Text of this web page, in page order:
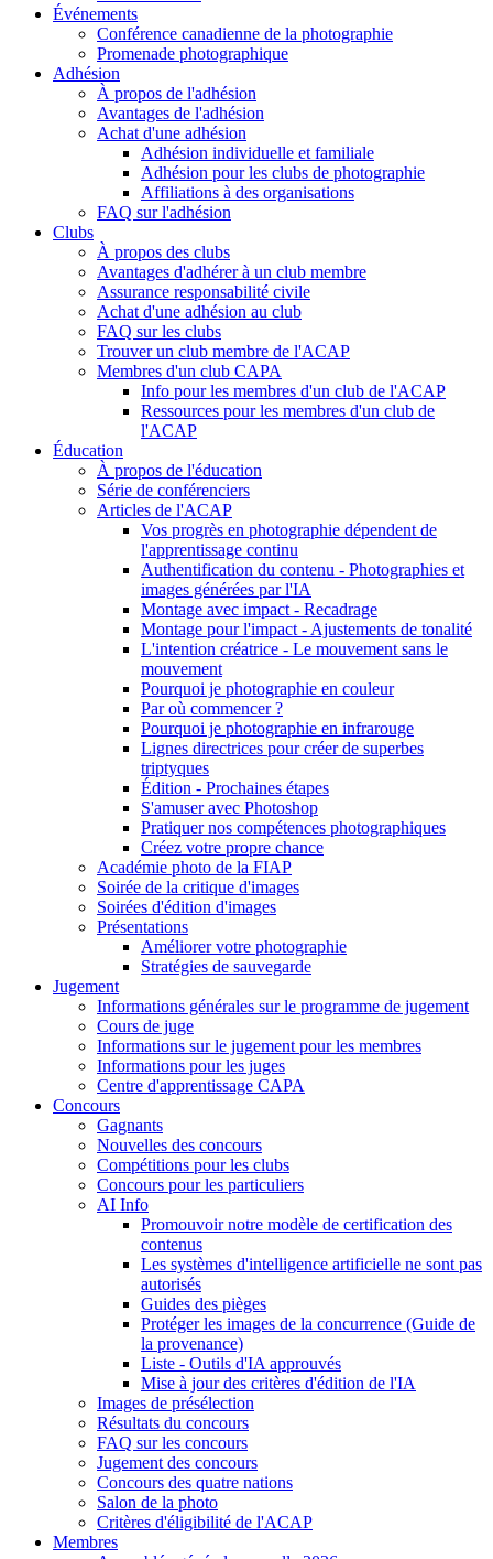
Événements
Conférence canadienne de la photographie
Promenade photographique
Adhésion
À propos de l'adhésion
Avantages de l'adhésion
Achat d'une adhésion
Adhésion individuelle et familiale
Adhésion pour les clubs de photographie
Affiliations à des organisations
FAQ sur l'adhésion
Clubs
À propos des clubs
Avantages d'adhérer à un club membre
Assurance responsabilité civile
Achat d'une adhésion au club
FAQ sur les clubs
Trouver un club membre de l'ACAP
Membres d'un club CAPA
Info pour les membres d'un club de l'ACAP
Ressources pour les membres d'un club de
l'ACAP
Éducation
À propos de l'éducation
Série de conférenciers
Articles de l'ACAP
Vos progrès en photographie dépendent de
l'apprentissage continu
Authentification du contenu - Photographies et
images générées par l'IA
Montage avec impact - Recadrage
Montage pour l'impact - Ajustements de tonalité
L'intention créatrice - Le mouvement sans le
mouvement
Pourquoi je photographie en couleur
Par où commencer ?
Pourquoi je photographie en infrarouge
Lignes directrices pour créer de superbes
triptyques
Édition - Prochaines étapes
S'amuser avec Photoshop
Pratiquer nos compétences photographiques
Créez votre propre chance
Académie photo de la FIAP
Soirée de la critique d'images
Soirées d'édition d'images
Présentations
Améliorer votre photographie
Stratégies de sauvegarde
Jugement
Informations générales sur le programme de jugement
Cours de juge
Informations sur le jugement pour les membres
Informations pour les juges
Centre d'apprentissage CAPA
Concours
Gagnants
Nouvelles des concours
Compétitions pour les clubs
Concours pour les particuliers
AI Info
Promouvoir notre modèle de certification des
contenus
Les systèmes d'intelligence artificielle ne sont pas
autorisés
Guides des pièges
Protéger les images de la concurrence (Guide de
la provenance)
Liste - Outils d'IA approuvés
Mise à jour des critères d'édition de l'IA
Images de présélection
Résultats du concours
FAQ sur les concours
Jugement des concours
Concours des quatre nations
Salon de la photo
Critères d'éligibilité de l'ACAP
Membres